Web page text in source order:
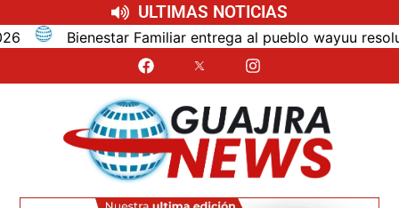
ULTIMAS NOTICIAS
entrega al pueblo wayuu resolución que adopta